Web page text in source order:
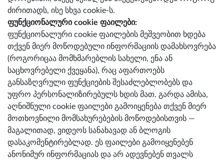
ძირითადს, ისე სხვა cookie-ს.
ფუნქციონალური cookie ფაილები:
ფუნქციონალური cookie ფაილების მეშვეობით ხდება
თქვენ მიერ მოწოდებული ინფორმაციის დამახსოვრება
(როგორიცაა მომხმარებლის სახელი, ენა ან
საცხოვრებელი ქვეყანა), რაც აფართოებს
განსაზღვრული ფუნქციების შესაძლებლობებს და
უფრო პერსონალიზირებულს ხდის მათ. გარდა ამისა,
აღნიშნული cookie ფაილები გამოიყენება თქვენ მიერ
მოთხოვნილი მომსახურებების მოწოდებისთვის —
მაგალითად, ვიდეოს სანახავად ან ბლოგის
დასაკომენტირებლად. ეს ფაილები გამოიყენებენ
ანონიმურ ინფორმაციას და არ ადევნებენ თვალს